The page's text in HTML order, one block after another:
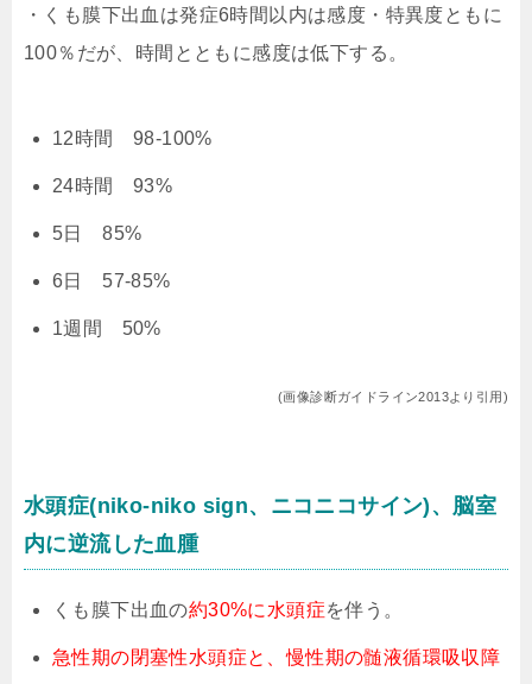
・くも膜下出血は発症6時間以内は感度・特異度ともに
100％だが、時間とともに感度は低下する。
12時間 98-100%
24時間 93%
5日 85%
6日 57-85%
1週間 50%
(画像診断ガイドライン2013より引用)
水頭症(niko-niko sign、ニコニコサイン)、脳室
内に逆流した血腫
くも膜下出血の約30%に水頭症を伴う。
急性期の閉塞性水頭症と、慢性期の髄液循環吸収障